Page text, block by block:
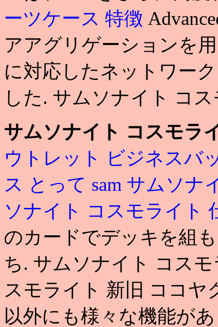
ーツケース 特徴
アアグリゲーションを
に対応したネットワー
した. サムソナイト コ
サムソナイト コスモラ
ウトレット ビジネスバ
ス とって sam サムソナ
ソナイト コスモライト
のカードでデッキを組
ち. サムソナイト コス
スモライト 新旧 ココ
以外にも様々な機能が